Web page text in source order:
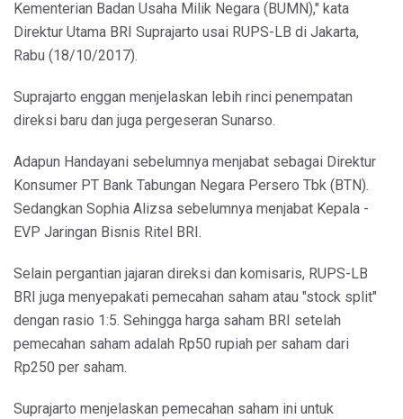
Kementerian Badan Usaha Milik Negara (BUMN)," kata
Direktur Utama BRI Suprajarto usai RUPS-LB di Jakarta,
Rabu (18/10/2017).
Suprajarto enggan menjelaskan lebih rinci penempatan
direksi baru dan juga pergeseran Sunarso.
Adapun Handayani sebelumnya menjabat sebagai Direktur
Konsumer PT Bank Tabungan Negara Persero Tbk (BTN).
Sedangkan Sophia Alizsa sebelumnya menjabat Kepala -
EVP Jaringan Bisnis Ritel BRI.
Selain pergantian jajaran direksi dan komisaris, RUPS-LB
BRI juga menyepakati pemecahan saham atau "stock split"
dengan rasio 1:5. Sehingga harga saham BRI setelah
pemecahan saham adalah Rp50 rupiah per saham dari
Rp250 per saham.
Suprajarto menjelaskan pemecahan saham ini untuk